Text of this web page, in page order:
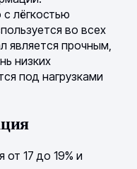
лёгкостью
во всех
является прочным,
низких
под нагрузками
17 до 19% и